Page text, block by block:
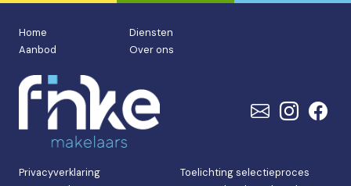
Privacyverklaring
Toelichting selectieproces
Home
Aanbod
Diensten
Over ons